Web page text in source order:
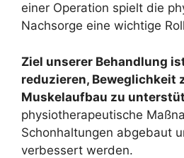
einer Operation spielt die
Nachsorge eine wichtige
Ziel unserer Behandlung
reduzieren, Beweglichkeit
Muskelaufbau zu
physiotherapeutische
Schonhaltungen abgebaut
verbessert werden.